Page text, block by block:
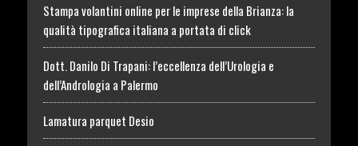
Stampa volantini online per le imprese della Brianza: la
qualità tipografica italiana a portata di click
Dott. Danilo Di Trapani: l’eccellenza dell’Urologia e
dell’Andrologia a Palermo
Lamatura parquet Desio